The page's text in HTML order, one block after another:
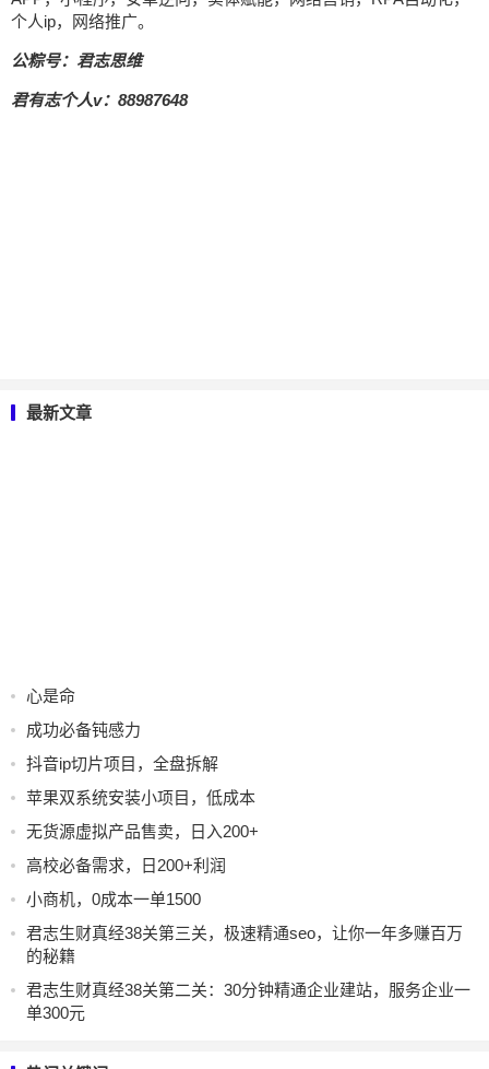
个人ip，网络推广。
公粽号：君志思维
君有志个人v：88987648
最新文章
心是命
成功必备钝感力
抖音ip切片项目，全盘拆解
苹果双系统安装小项目，低成本
无货源虚拟产品售卖，日入200+
高校必备需求，日200+利润
小商机，0成本一单1500
君志生财真经38关第三关，极速精通seo，让你一年多赚百万
的秘籍
君志生财真经38关第二关：30分钟精通企业建站，服务企业一
单300元